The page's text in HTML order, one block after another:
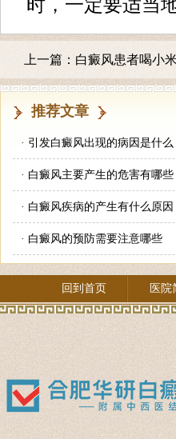
时，一定要适当
上一篇： 白癜风患者喝小
推荐文章
· 引发白癜风出现的病因是什么
· 白癜风主要产生的危害有哪些
· 白癜风疾病的产生有什么原因
· 白癜风的预防需要注意哪些
回到首页 医院